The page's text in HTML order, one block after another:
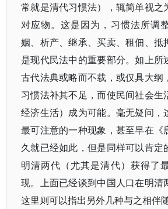
常就是清代习惯法），辄简单视之
对应物。这是因为，习惯法所调
姻、析产、继承、买卖、租佃、抵
是现代民法中的重要部分。如上所
古代法典或略而不载，或仅具大纲
习惯法补其不足，而使民间社会生
经济生活）成为可能。毫无疑问，
最可注意的一种现象，甚至早在《
久就已经如此，但是同样可以肯定
明清两代（尤其是清代）获得了
现。上面已经谈到中国人口在明清
这里则可以指出另外几种与之相伴